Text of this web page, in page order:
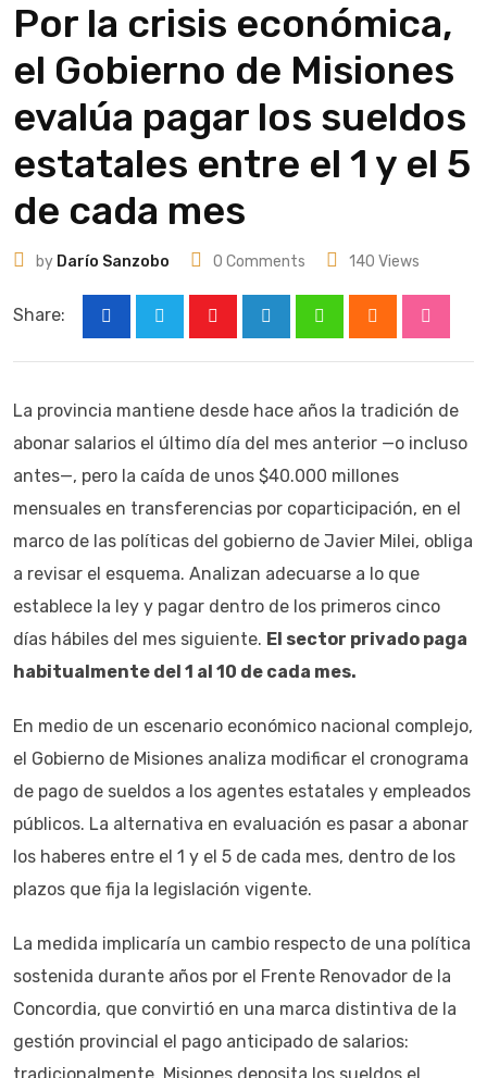
Por la crisis económica,
el Gobierno de Misiones
evalúa pagar los sueldos
estatales entre el 1 y el 5
de cada mes
by Darío Sanzobo 0 Comments 140 Views
Share:
La provincia mantiene desde hace años la tradición de
abonar salarios el último día del mes anterior —o incluso
antes—, pero la caída de unos $40.000 millones
mensuales en transferencias por coparticipación, en el
marco de las políticas del gobierno de Javier Milei, obliga
a revisar el esquema. Analizan adecuarse a lo que
establece la ley y pagar dentro de los primeros cinco
días hábiles del mes siguiente. El sector privado paga
habitualmente del 1 al 10 de cada mes.
En medio de un escenario económico nacional complejo,
el Gobierno de Misiones analiza modificar el cronograma
de pago de sueldos a los agentes estatales y empleados
públicos. La alternativa en evaluación es pasar a abonar
los haberes entre el 1 y el 5 de cada mes, dentro de los
plazos que fija la legislación vigente.
La medida implicaría un cambio respecto de una política
sostenida durante años por el Frente Renovador de la
Concordia, que convirtió en una marca distintiva de la
gestión provincial el pago anticipado de salarios: